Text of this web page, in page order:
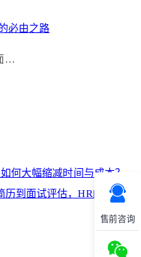
售前咨询
必由之路
…
何大幅缩减时间与成本？
到面试评估，HR的超级助